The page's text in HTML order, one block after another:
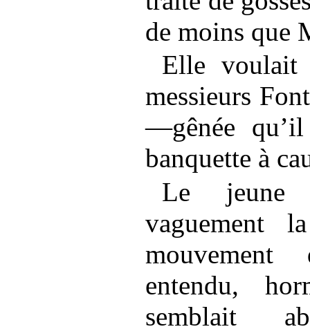
de moins que
Elle voulait
messieurs
—gênée
banquette à
Le jeune
vaguement
mouvement
entendu,
semblait